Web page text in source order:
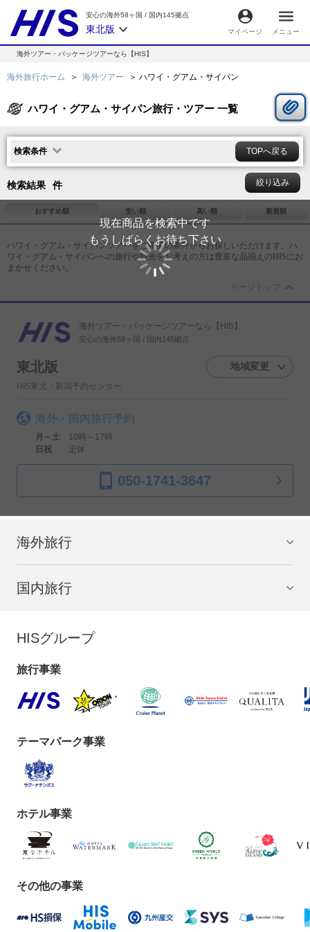
安心の海外58ヶ国 / 国内145拠点
東北版 マイページ メニュー
海外ツアー・パッケージツアーなら【HIS】
海外旅行ホーム 海外ツアー ハワイ・グアム・サイパン
ハワイ・グアム・サイパン旅行・ツアー 一覧
ハワイ・グアム・サイパンツアーをご希望の条件からお探しいただけます。 ハ
ワイ・グアム・サイパンへの旅行や観光をお考えの方は豊富な品揃えのHISにお
まかせください。
検索条件 TOPへ戻る
検索結果 件 絞り込み
おすすめ順 安い順 高い順 新着順
現在商品を検索中です
もうしばらくお待ち下さい
海外ツアー・パッケージツアーなら【HIS】
安心の海外58ヶ国 / 国内145拠点
東北版 地域変更
HIS東北・新潟予約センター
海外・国内旅行予約
月～土
10時～17時
日祝
定休
050-1741-3647
海外旅行
国内旅行
HISグループ
旅行事業
テーマパーク事業
ホテル事業
その他の事業
ページトップ